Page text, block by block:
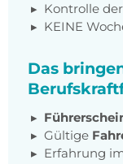
Kontrolle
KEINE
Das
Gültige
Erfahrung